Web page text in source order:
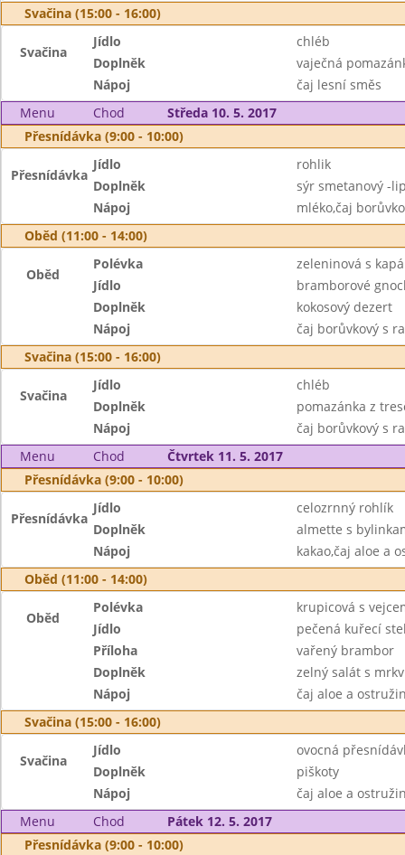
Svačina (15:00 - 16:00)
Svačina
Jídlo
chléb
Doplněk
vaječná
Nápoj
čaj lesní směs
Menu
Chod
Středa 10. 5. 2017
Přesnídávka (9:00 - 10:00)
Přesnídávka
Jídlo
rohlik
Doplněk
sýr smetanový -
Nápoj
mléko,čaj
Oběd (11:00 - 14:00)
Oběd
Polévka
zeleninová s
Jídlo
bramborové
Doplněk
kokosový dezert
Nápoj
čaj borůvkový s
Svačina (15:00 - 16:00)
Svačina
Jídlo
chléb
Doplněk
pomazánka z
Nápoj
čaj borůvkový s
Menu
Chod
Čtvrtek 11. 5. 2017
Přesnídávka (9:00 - 10:00)
Přesnídávka
Jídlo
celozrnný rohlík
Doplněk
almette s
Nápoj
kakao,čaj aloe a
Oběd (11:00 - 14:00)
Oběd
Polévka
krupicová s
Jídlo
pečená kuřecí
Příloha
vařený brambor
Doplněk
zelný salát s
Nápoj
čaj aloe a
Svačina (15:00 - 16:00)
Svačina
Jídlo
ovocná
Doplněk
piškoty
Nápoj
čaj aloe a
Menu
Chod
Pátek 12. 5. 2017
Přesnídávka (9:00 - 10:00)